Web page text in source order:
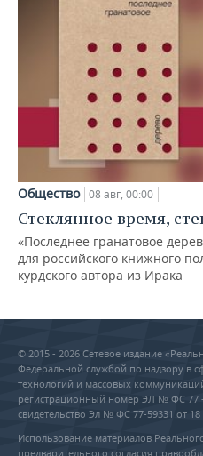
Общество 08 авг, 00:00
Стеклянное время,
«Последнее гранатовое
для российского книжного
курдского автора из Ирака
© 2015 - 2026 Сетевое издание
Федеральной службой по надзору в
технологий и массовых
регистрационный номер ЭЛ № ФС 77 -
свидетельство Эл № ФС 77-59331 от 18
Использование материалов
предварительного согласия